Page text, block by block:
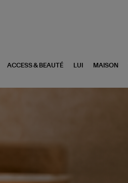
ACCESS & BEAUTÉ LUI MAISON